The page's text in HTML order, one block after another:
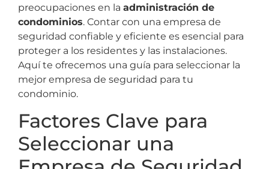
preocupaciones en la administración de
condominios. Contar con una empresa de
seguridad confiable y eficiente es esencial para
proteger a los residentes y las instalaciones.
Aquí te ofrecemos una guía para seleccionar la
mejor empresa de seguridad para tu
condominio.
Factores Clave para
Seleccionar una